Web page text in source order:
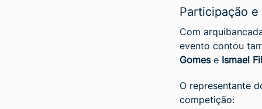
Participação e
Com
evento contou
Gomese Ismael
O representante
competição: